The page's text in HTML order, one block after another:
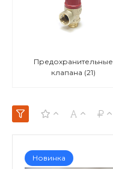
Предохранительные
клапана (21)
Новинка